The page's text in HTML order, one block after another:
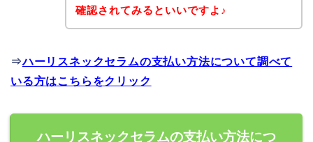
確認されてみるといいですよ♪
⇒ハーリスネックセラムの支払い方法について調べて
いる方はこちらをクリック
ハーリスネックセラムの支払い方法につ